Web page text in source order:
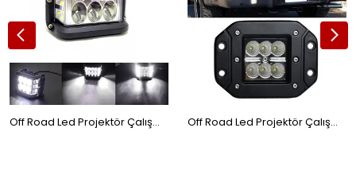
Off Road Led Projektör Çalışma Sis Lambası Beyaz 3 Modlu Beyaz Flashlı 12 Ledli ONP0524 Off Road Led Projektör Çalışma Sis Lambası Gömme Tip Beyaz 6 Ledli ONG29